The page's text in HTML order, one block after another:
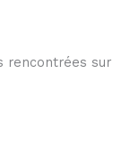
rencontrées sur